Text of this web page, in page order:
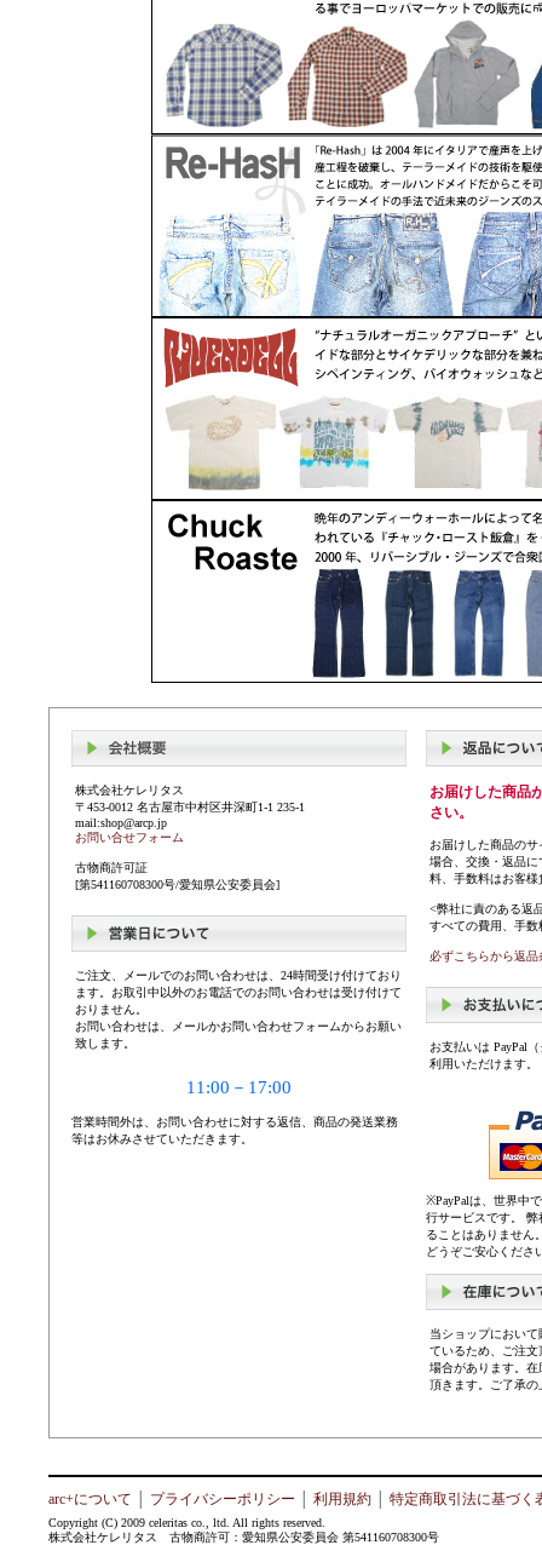
株式会社ケレリタス
〒453-0012 名古屋市中村区井深町1-1 235-1
mail:shop@arcp.jp
お問い合せフォーム
古物商許可証
[第541160708300号/愛知県公安委員会]
ご注文、メールでのお問い合わせは、24時間受け付けており
ます。お取引中以外のお電話でのお問い合わせは受け付けて
おりません。
お問い合わせは、メールかお問い合わせフォームからお願い
致します。
11:00－17:00
営業時間外は、お問い合わせに対する返信、商品の発送業務
等はお休みさせていただきます。
お届けした商品
さい。
お届けした商品の
場合、交換・返品
料、手数料はお客
<弊社に責のある返
すべての費用、手
必ずこちらから返
お支払いは PayPal
利用いただけます。
※PayPalは、世界中
行サービスです。
ることはありません
どうぞご安心くださ
当ショップにおい
ているため、ご注
場合があります。
頂きます。ご了承
arc+について プライバシーポリシー 利用規約 特定商取引法に基づく
Copyright (C) 2009 celeritas co., ltd. All rights reserved.
株式会社ケレリタス 古物商許可：愛知県公安委員会 第541160708300号